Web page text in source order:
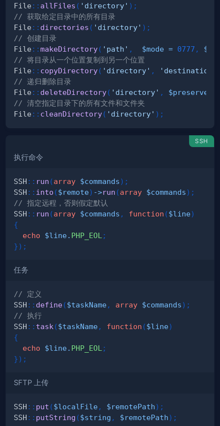
File :: allFiles ( 'directory' ) ;
// 获取给定目录中的所有目录
File :: directories ( 'directory' ) ;
// 创建目录
File ::makeDirectory( 'path' , $mode = 0777 ,
// 将目录从一个位置复制到另一个位置
File :: copyDirectory( 'directory' , 'destination'
// 递归删除目录
File :: deleteDirectory( 'directory' , $preserve
// 清空指定目录下的所有文件和文件夹
File :: cleanDirectory( 'directory' ) ;
SSH
执行命令
SSH :: run (array $commands) ;
SSH :: into ($remote) ->run (array $commands) ;
// 指定远程，否则假定默认
SSH :: run (array $commands , function ($line)
{
echo
$line. PHP_EOL ;
}) ;
任务
// 定义
SSH :: define($taskName, array $commands) ;
// 执行
SSH :: task ($taskName, function ($line)
{
echo
$line. PHP_EOL ;
}) ;
SFTP 上传
SSH :: put ($localFile, $remotePath) ;
SSH :: putString ($string , $remotePath) ;